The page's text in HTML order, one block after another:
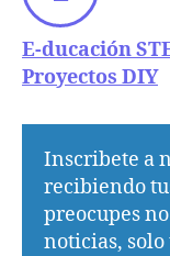
E-ducación
Proyectos DIY
Inscribete a
recibiendo
preocupes
noticias,